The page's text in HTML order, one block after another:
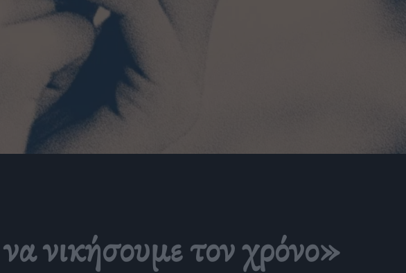
νικήσουμε τον χρόνο»